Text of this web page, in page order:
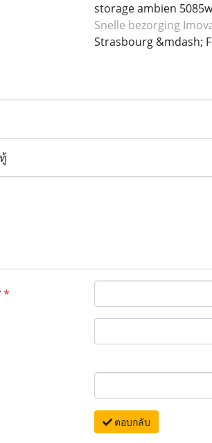
storage ambien
Snelle bezorging
Strasbourg &mdash;
*
ตอบกลับ